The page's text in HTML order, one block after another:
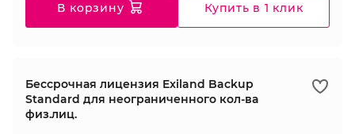
В корзину Купить в 1 клик
Бессрочная лицензия Exiland Backup
Standard для неограниченного кол-ва
физ.лиц.